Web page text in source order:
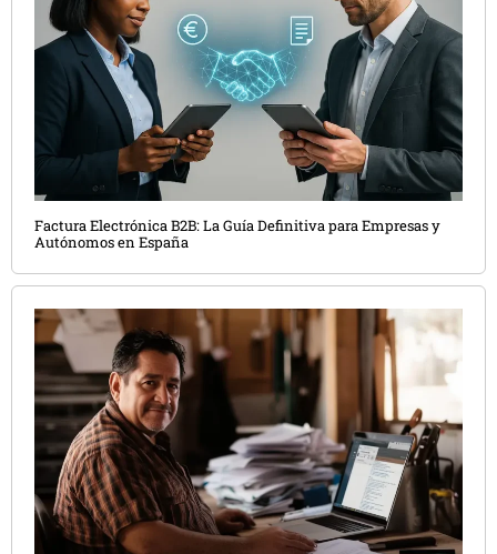
Factura Electrónica B2B: La Guía Definitiva para Empresas y
Autónomos en España